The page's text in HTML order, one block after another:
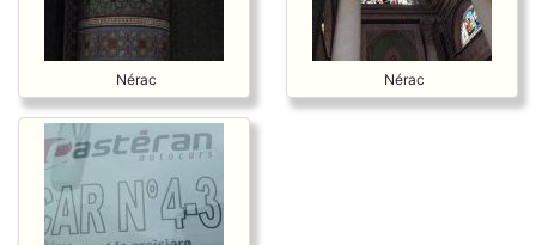
Nérac Nérac